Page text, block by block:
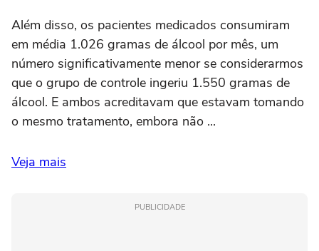
Além disso, os pacientes medicados consumiram
em média 1.026 gramas de álcool por mês, um
número significativamente menor se considerarmos
que o grupo de controle ingeriu 1.550 gramas de
álcool. E ambos acreditavam que estavam tomando
o mesmo tratamento, embora não ...
Veja mais
PUBLICIDADE